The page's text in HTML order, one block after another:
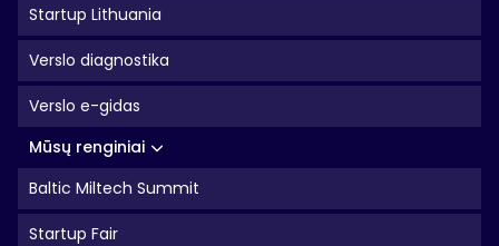
Startup Lithuania
Verslo diagnostika
Verslo e-gidas
Mūsų renginiai
Baltic Miltech Summit
Startup Fair